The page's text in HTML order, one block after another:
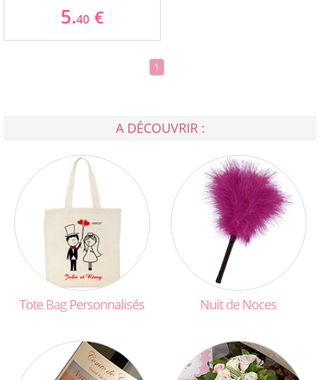
5.40 €
1
A DÉCOUVRIR :
Tote BagPersonnalisés Nuitde Noces